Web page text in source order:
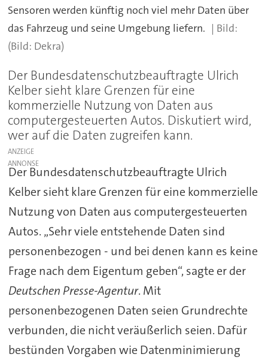
Sensoren werden künftig noch viel mehr Daten über
das Fahrzeug und seine Umgebung liefern.
(Bild: Dekra)
Der Bundesdatenschutzbeauftragte Ulrich
Kelber sieht klare Grenzen für eine
kommerzielle Nutzung von Daten aus
computergesteuerten Autos. Diskutiert wird,
wer auf die Daten zugreifen kann.
ANZEIGE
Der Bundesdatenschutzbeauftragte Ulrich
Kelber sieht klare Grenzen für eine kommerzielle
Nutzung von Daten aus computergesteuerten
Autos. „Sehr viele entstehende Daten sind
personenbezogen - und bei denen kann es keine
Frage nach dem Eigentum geben“, sagte er der
Deutschen Presse-Agentur. Mit
personenbezogenen Daten seien Grundrechte
verbunden, die nicht veräußerlich seien. Dafür
bestünden Vorgaben wie Datenminimierung